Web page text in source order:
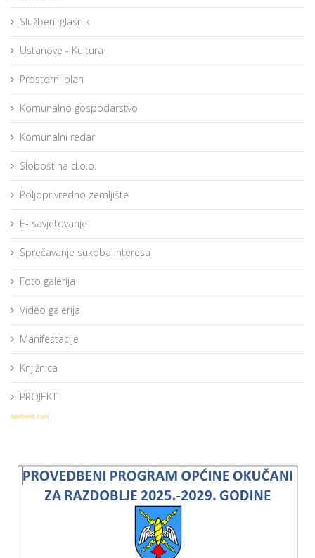
Službeni glasnik
Ustanove - Kultura
Prostorni plan
Komunalno gospodarstvo
Komunalni redar
Sloboština d.o.o.
Poljoprivredno zemljište
E- savjetovanje
Sprečavanje sukoba interesa
Foto galerija
Video galerija
Manifestacije
Knjižnica
PROJEKTI
norrnext.com